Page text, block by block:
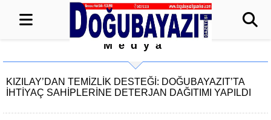
Medya
KIZILAY’DAN TEMİZLİK DESTEĞİ: DOĞUBAYAZIT’TA
İHTİYAÇ SAHİPLERİNE DETERJAN DAĞITIMI YAPILDI